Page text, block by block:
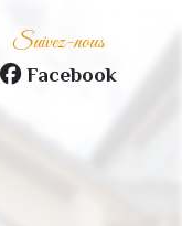
Suivez-nous
Facebook